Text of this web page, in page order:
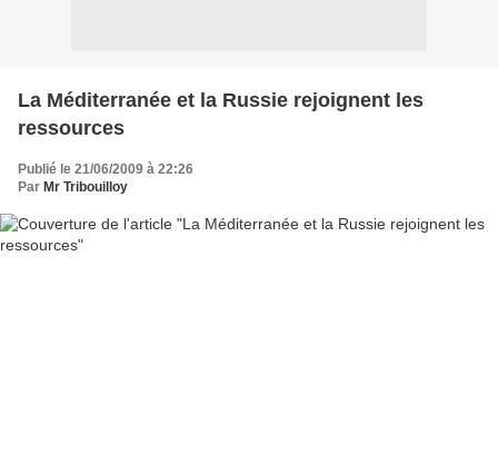
La Méditerranée et la Russie rejoignent les
ressources
Publié le 21/06/2009 à 22:26
Par Mr Tribouilloy